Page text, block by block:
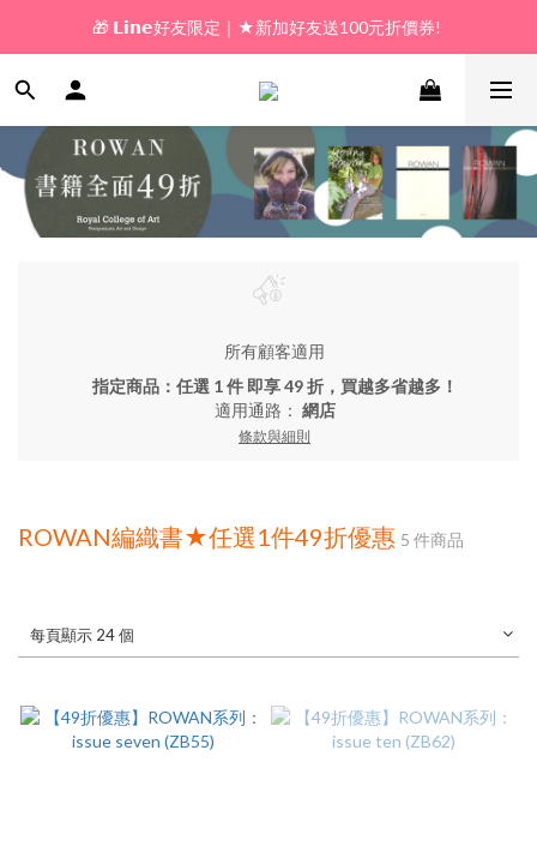
🎁 新好友購物金｜★加入新會員領券送100元!
🎁 𝗟𝗶𝗻𝗲好友限定｜★新加好友送100元折價券!
🎁 新好友購物金｜★加入新會員領券送100元!
所有顧客適用
指定商品：任選 1 件 即享 49 折，買越多省越多！
適用通路： 網店
條款與細則
ROWAN編織書★任選1件49折優惠 5 件商品
每頁顯示 24 個